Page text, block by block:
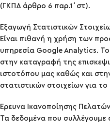
(ΓΚΠΔ άρθρο 6 παρ.1΄στ).
Εξαγωγή Στατιστικών
Είναι πιθανή η χρήση των
υπηρεσία Google Analytics.
στην καταγραφή της
ιστοτόπου μας καθώς και
στατιστικών στοιχείων για
Έρευνα Ικανοποίησης
Τα δεδομένα που συλλέγουμε